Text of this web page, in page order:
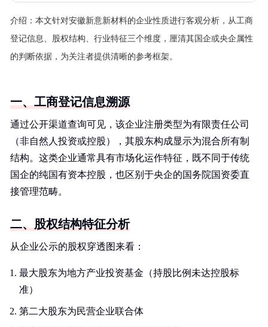
介绍： 本文针对安徽新意新材料的企业性质进行客观分析，从工商
登记信息、股权结构、行业特征三个维度，厘清其国企或央企属性
的判断依据，为关注者提供清晰的参考框架。
一、工商登记信息溯源
通过公开渠道查询可见，该企业注册类型为有限责任公司
（非自然人投资或控股），其股东构成显示为混合所有制
结构。这类企业通常具有市场化运作特征，既不同于传统
国企的纯国有资本控股，也区别于央企的国务院国资委直
接管理范畴。
二、股权结构特征分析
从企业公示的股权穿透图来看：
最大股东为地方产业投资基金（持股比例未达控股标
准）
第二大股东为民营企业联合体